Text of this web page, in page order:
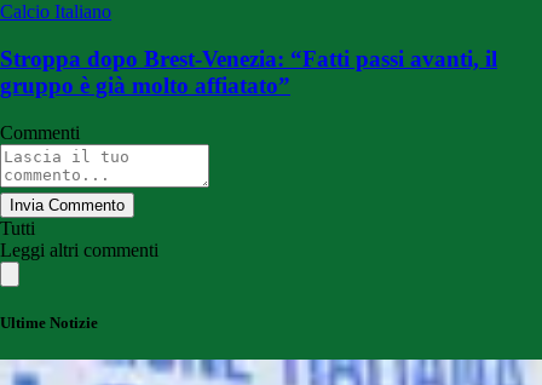
Calcio Italiano
Stroppa dopo Brest-Venezia: “Fatti passi avanti, il
gruppo è già molto affiatato”
Commenti
Invia Commento
Tutti
Leggi altri commenti
Ultime Notizie